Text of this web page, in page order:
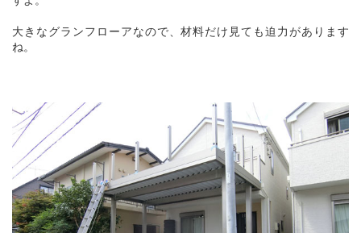
大きなグランフローアなので、材料だけ見ても迫力があります
ね。